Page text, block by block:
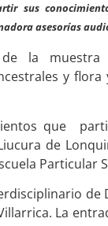
sus
asesorías
la muestra
y
que
de
Particular
de
La